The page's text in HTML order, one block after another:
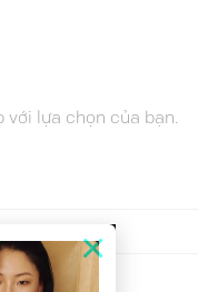
×
với lựa chọn của bạn.